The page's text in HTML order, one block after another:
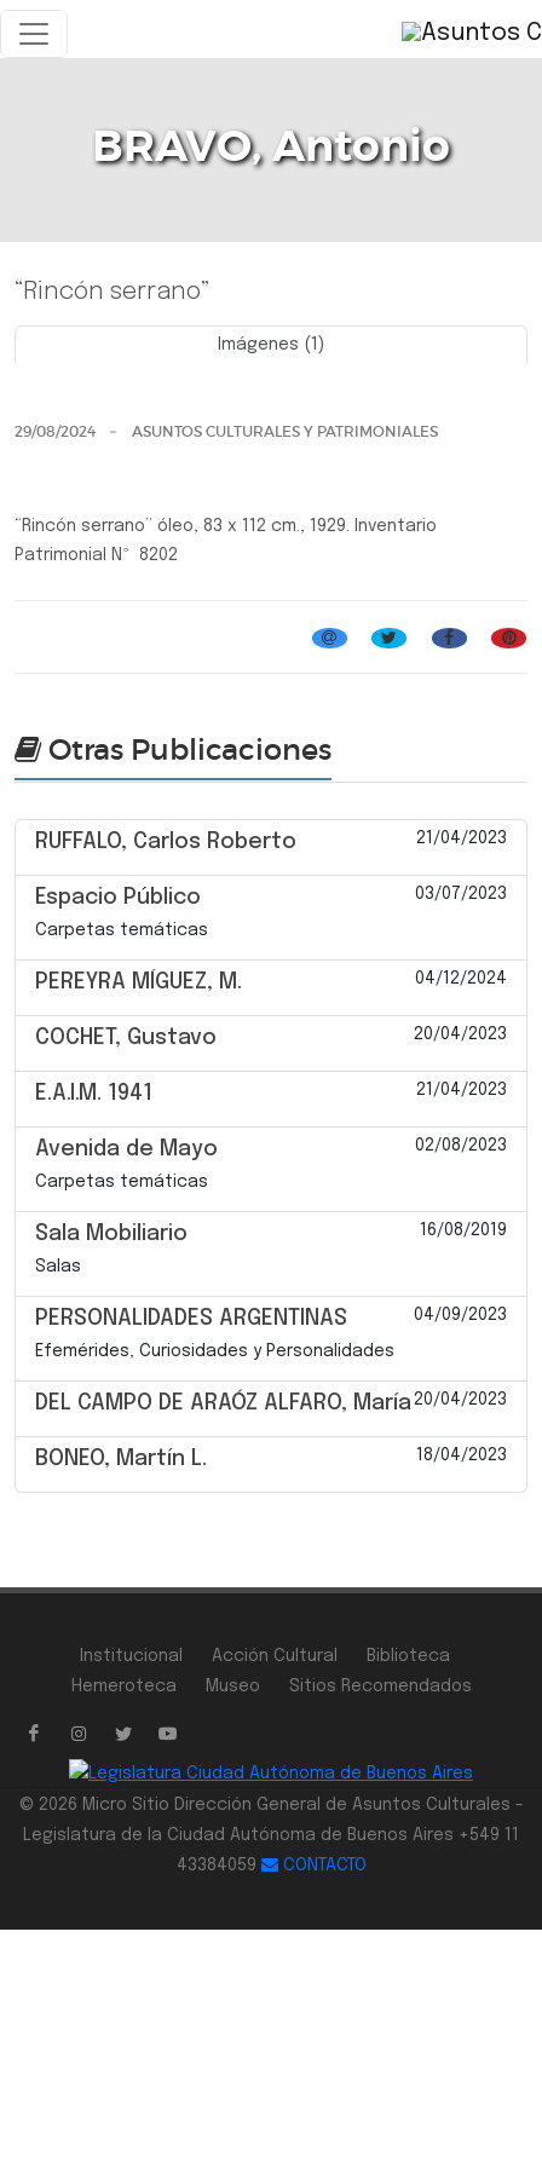
BRAVO, Antonio
“Rincón serrano”
Imágenes (1)
29/08/2024 ASUNTOS CULTURALES Y PATRIMONIALES
“Rincón serrano” óleo, 83 x 112 cm., 1929. Inventario
Patrimonial Nº 8202
Otras Publicaciones
RUFFALO, Carlos Roberto 21/04/2023
Espacio Público 03/07/2023
Carpetas temáticas
PEREYRA MÍGUEZ, M. 04/12/2024
COCHET, Gustavo 20/04/2023
E.A.I.M. 1941 21/04/2023
Avenida de Mayo 02/08/2023
Carpetas temáticas
Sala Mobiliario 16/08/2019
Salas
PERSONALIDADES ARGENTINAS 04/09/2023
Efemérides, Curiosidades y Personalidades
DEL CAMPO DE ARAÓZ ALFARO, María20/04/2023
BONEO, Martín L. 18/04/2023
Institucional Acción Cultural
Biblioteca
Hemeroteca
Museo Sitios Recomendados
© 2026 Micro Sitio Dirección General de Asuntos Culturales -
Legislatura de la Ciudad Autónoma de Buenos Aires +549 11
43384059
CONTACTO